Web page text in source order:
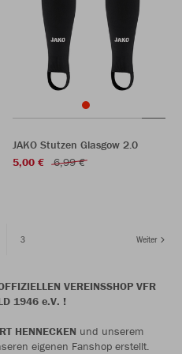
JAKO Stutzen Glasgow 2.0
5,00 €
6,99 €
3 Weiter
VEREINSSHOP VFR
1946 e.V. !
HENNECKEN und unserem
eigenen Fanshop erstellt.